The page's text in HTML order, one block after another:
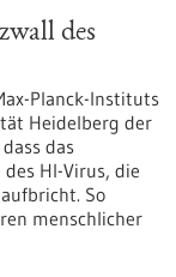
des
Planck-Instituts
Heidelberg der
das
HI-Virus, die
So
menschlicher